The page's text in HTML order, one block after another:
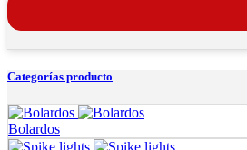
Categorías producto
Bolardos